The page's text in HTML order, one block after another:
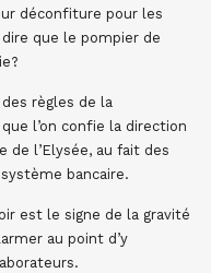
déconfiture pour les
que le pompier de
règles de la
l’on confie la direction
de l’Elysée, au fait des
bancaire.
est le signe de la gravité
au point d’y